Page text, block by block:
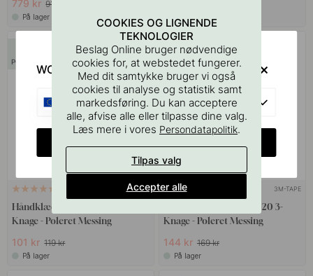
779 kr 916 kr
På lager
POPULAR
3M-TAPE
Håndklædekrog Base 200 2-
Knage - Poleret Messing
101 kr 119 kr
På lager
15
3M-TAPE
Håndklædekrog Base 220 3-
Knage - Poleret Messing
144 kr 169 kr
På lager
COOKIES OG LIGNENDE
TEKNOLOGIER
Beslag Online bruger nødvendige
cookies for, at webstedet fungerer.
Med dit samtykke bruger vi også
cookies til analyse og statistik samt
markedsføring. Du kan acceptere
alle, afvise alle eller tilpasse dine valg.
Læs mere i vores Persondatapolitik.
Tilpas valg
Accepter alle
WOULD YOU RATHER VISIT?
EU